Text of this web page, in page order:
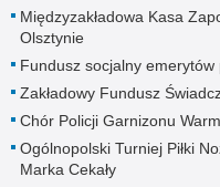
Międzyzakładowa Kasa
Olsztynie
Fundusz socjalny emerytów
Zakładowy Fundusz
Chór Policji Garnizonu
Ogólnopolski Turniej Piłki
Marka Cekały